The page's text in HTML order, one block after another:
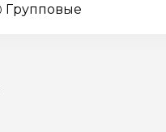
Групповые